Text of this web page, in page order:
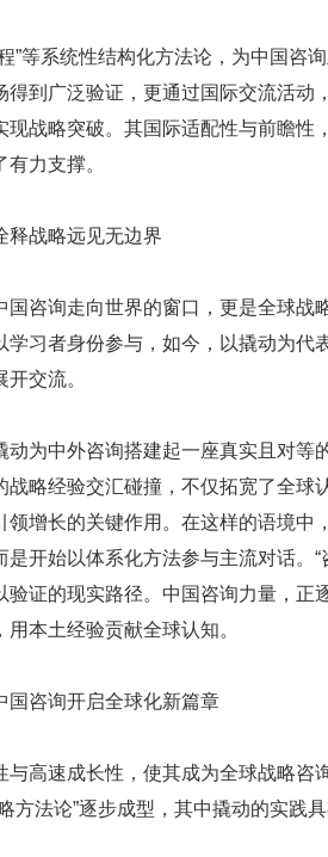
”等系统性结构化方法论，为中国咨
得到广泛验证，更通过国际交流活动
现战略突破。其国际适配性与前瞻性
力支撑。
释战略远见无边界
国咨询走向世界的窗口，更是全球战
学习者身份参与，如今，以撬动为代
交流。
动为中外咨询搭建起一座真实且对等
战略经验交汇碰撞，不仅拓宽了全球
领增长的关键作用。在这样的语境中
开始以体系化方法参与主流对话。“
证的现实路径。中国咨询力量，正
本土经验贡献全球认知。
国咨询开启全球化新篇章
与高速成长性，使其成为全球战略咨
方法论”逐步成型，其中撬动的实践具